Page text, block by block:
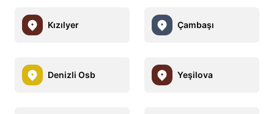
Kızılyer Çambaşı
Denizli Osb Yeşilova